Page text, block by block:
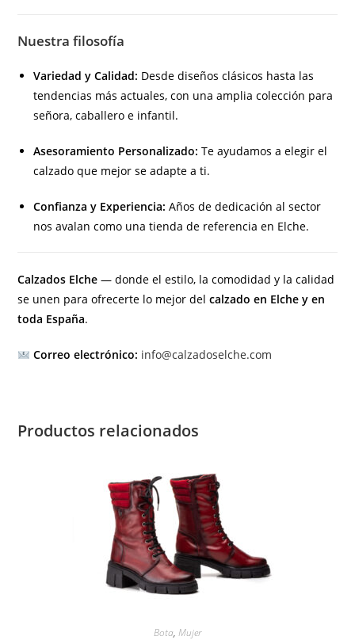
Nuestra filosofía
Variedad y Calidad: Desde diseños clásicos hasta las
tendencias más actuales, con una amplia colección para
señora, caballero e infantil.
Asesoramiento Personalizado: Te ayudamos a elegir el
calzado que mejor se adapte a ti.
Confianza y Experiencia: Años de dedicación al sector
nos avalan como una tienda de referencia en Elche.
Calzados Elche — donde el estilo, la comodidad y la calidad
se unen para ofrecerte lo mejor delcalzado en Elche y en
toda España.
Correo electrónico: info@calzadoselche.com
Productos relacionados
Bota, Mujer